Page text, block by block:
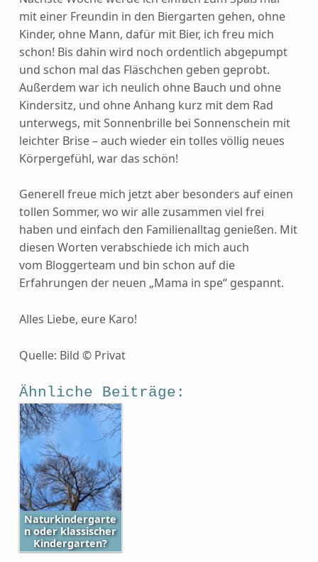
mit einer Freundin in den Biergarten gehen, ohne
Kinder, ohne Mann, dafür mit Bier, ich freu mich
schon! Bis dahin wird noch ordentlich abgepumpt
und schon mal das Fläschchen geben geprobt.
Außerdem war ich neulich ohne Bauch und ohne
Kindersitz, und ohne Anhang kurz mit dem Rad
unterwegs, mit Sonnenbrille bei Sonnenschein mit
leichter Brise – auch wieder ein tolles völlig neues
Körpergefühl, war das schön!
Generell freue mich jetzt aber besonders auf einen
tollen Sommer, wo wir alle zusammen viel frei
haben und einfach den Familienalltag genießen. Mit
diesen Worten verabschiede ich mich auch
vom Bloggerteam und bin schon auf die
Erfahrungen der neuen „Mama in spe“ gespannt.
Alles Liebe, eure Karo!
Quelle: Bild © Privat
Ähnliche Beiträge:
Naturkindergarte
n oder klassischer
Kindergarten?